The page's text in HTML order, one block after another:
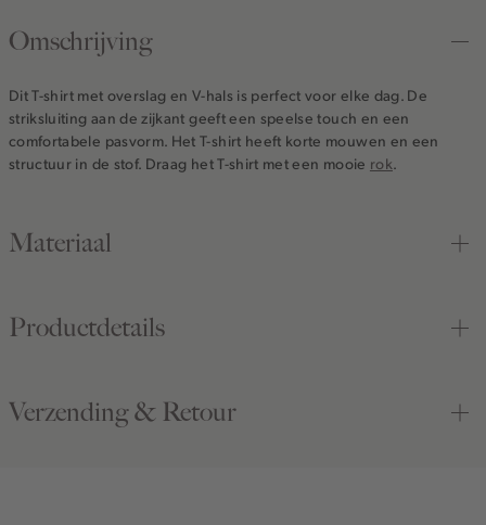
Omschrijving
Dit T-shirt met overslag en V-hals is perfect voor elke dag. De
striksluiting aan de zijkant geeft een speelse touch en een
comfortabele pasvorm. Het T-shirt heeft korte mouwen en een
structuur in de stof. Draag het T-shirt met een mooie rok.
Materiaal
Productdetails
Verzending & Retour